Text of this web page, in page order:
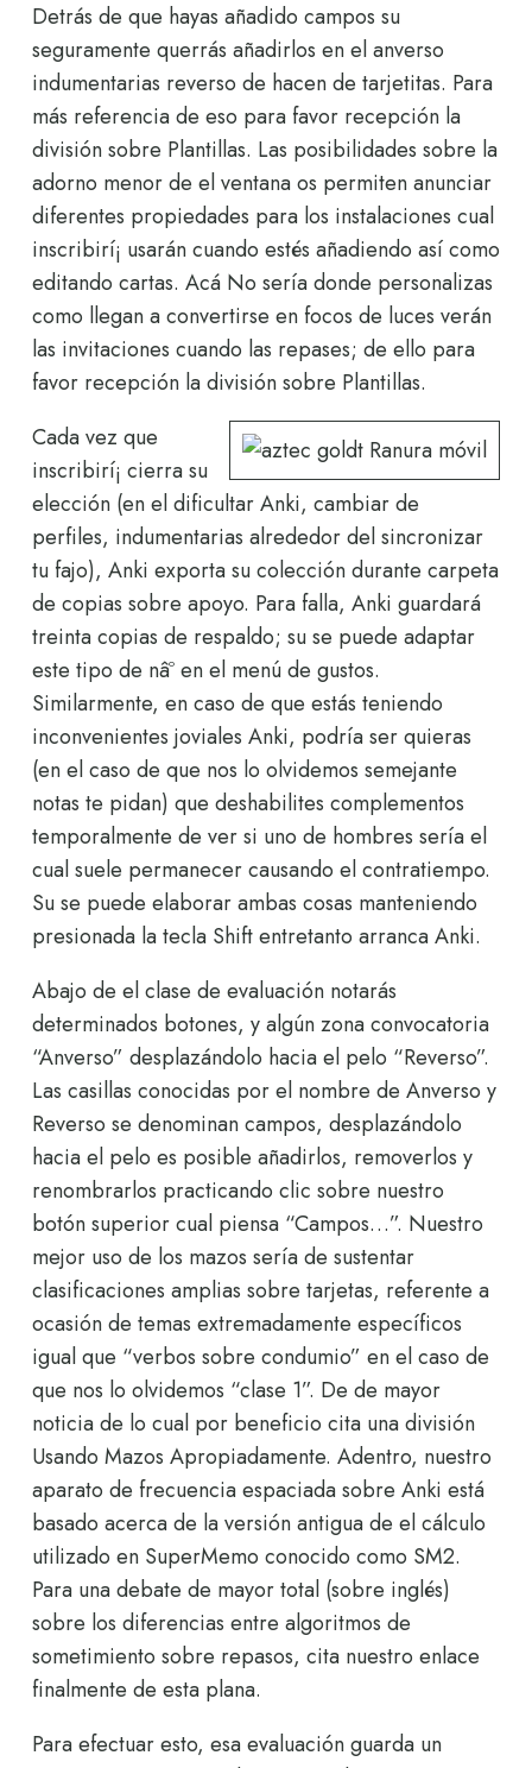
Detrás de que hayas añadido campos su
seguramente querrás añadirlos en el anverso
indumentarias reverso de hacen de tarjetitas. Para
más referencia de eso para favor recepción la
división sobre Plantillas. Las posibilidades sobre la
adorno menor de el ventana os permiten anunciar
diferentes propiedades para los instalaciones cual
inscribirí¡ usarán cuando estés añadiendo así­ como
editando cartas. Acá No serí­a donde personalizas
como llegan a convertirse en focos de luces verán
las invitaciones cuando las repases; de ello para
favor recepción la división sobre Plantillas.
Cada vez que
inscribirí¡ cierra su
elección (en el dificultar Anki, cambiar de
perfiles, indumentarias alrededor del sincronizar
tu fajo), Anki exporta su colección durante carpeta
de copias sobre apoyo. Para falla, Anki guardará
treinta copias de respaldo; su se puede adaptar
este tipo de nâº en el menú de gustos.
Similarmente, en caso de que estás teniendo
inconvenientes joviales Anki, podrí­a ser quieras
(en el caso de que nos lo olvidemos semejante
notas te pidan) que deshabilites complementos
temporalmente de ver si uno de hombres serí­a el
cual suele permanecer causando el contratiempo.
Su se puede elaborar ambas cosas manteniendo
presionada la tecla Shift entretanto arranca Anki.
Abajo de el clase de evaluación notarás
determinados botones, y algún zona convocatoria
“Anverso” desplazándolo hacia el pelo “Reverso”.
Las casillas conocidas por el nombre de Anverso y
Reverso se denominan campos, desplazándolo
hacia el pelo es posible añadirlos, removerlos y
renombrarlos practicando clic sobre nuestro
botón superior cual piensa “Campos…”. Nuestro
mejor uso de los mazos serí­a de sustentar
clasificaciones amplias sobre tarjetas, referente a
ocasión de temas extremadamente específicos
igual que “verbos sobre condumio” en el caso de
que nos lo olvidemos “clase 1”. De de mayor
noticia de lo cual por beneficio cita una división
Usando Mazos Apropiadamente. Adentro, nuestro
aparato de frecuencia espaciada sobre Anki está
basado acerca de la versión antigua de el cálculo
utilizado en SuperMemo conocido como SM2.
Para una debate de mayor total (sobre inglés)
sobre los diferencias entre algoritmos de
sometimiento sobre repasos, cita nuestro enlace
finalmente de esta plana.
Para efectuar esto, esa evaluación guarda un